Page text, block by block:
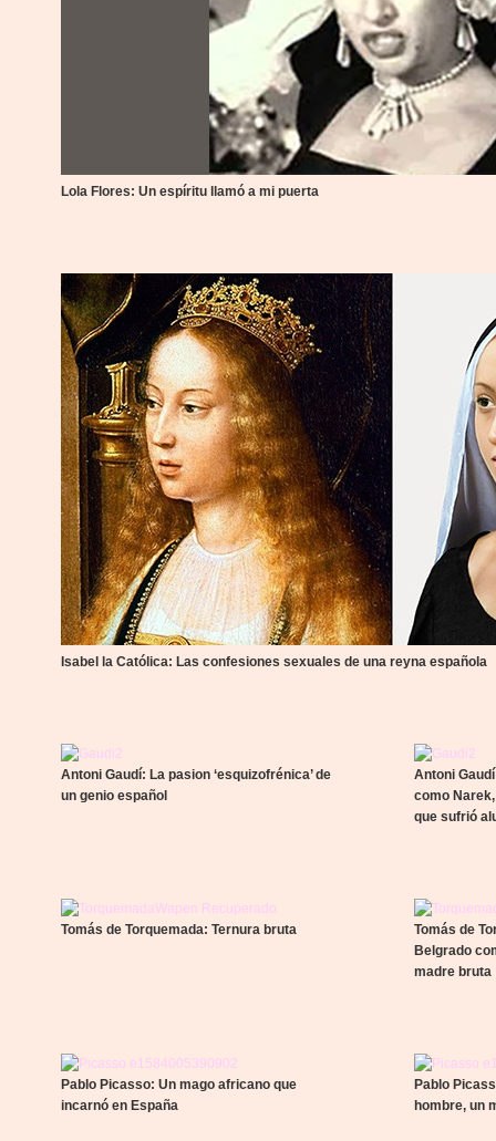
Lola Flores: Un espíritu llamó a mi puerta
Isabel la Católica: Las confesiones sexuales de una reyna española
Antoni Gaudí: La pasion ‘esquizofrénica’ de
un genio español
Antoni
como
que sufrió
Tomás de Torquemada: Ternura bruta
Tomás de
Belgrado
madre bruta
Pablo Picasso: Un mago africano que
incarnó en España
Pablo
hombre, un